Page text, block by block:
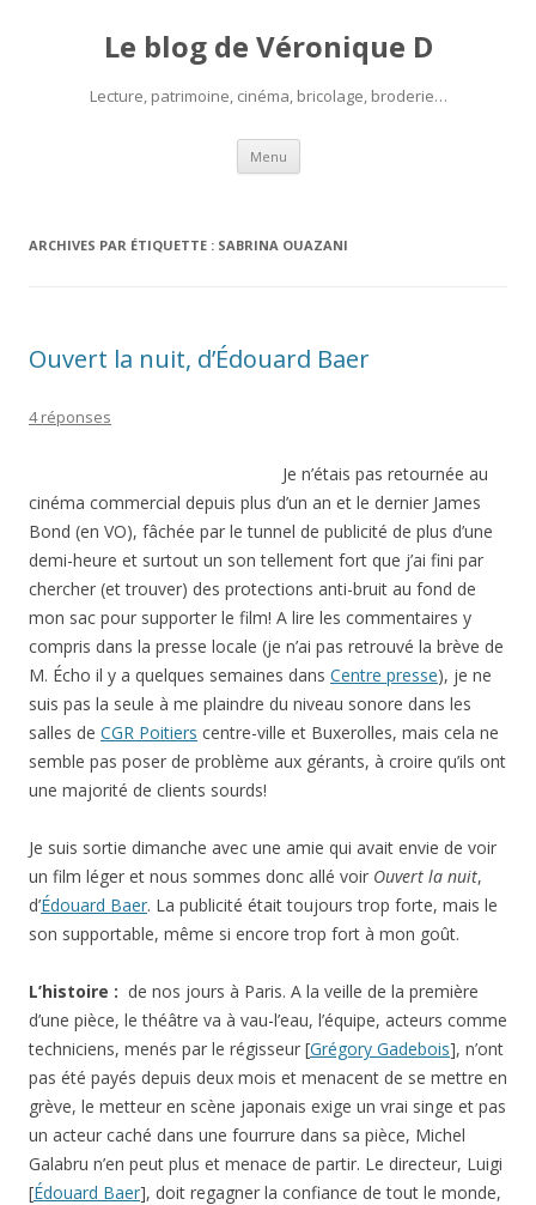
Le blog de Véronique D
Lecture, patrimoine, cinéma, bricolage, broderie…
Menu Aller
contenu
ARCHIVES PAR ÉTIQUETTE : SABRINA OUAZANI
Ouvert la nuit, d’Édouard Baer
4 réponses
Je n’étais pas retournée au
cinéma commercial depuis plus d’un an et le dernier James
Bond (en VO), fâchée par le tunnel de publicité de plus d’une
demi-heure et surtout un son tellement fort que j’ai fini par
chercher (et trouver) des protections anti-bruit au fond de
mon sac pour supporter le film! A lire les commentaires y
compris dans la presse locale (je n’ai pas retrouvé la brève de
M. Écho il y a quelques semaines dans Centre presse), je ne
suis pas la seule à me plaindre du niveau sonore dans les
salles de CGR Poitiers centre-ville et Buxerolles, mais cela ne
semble pas poser de problème aux gérants, à croire qu’ils ont
une majorité de clients sourds!
Je suis sortie dimanche avec une amie qui avait envie de voir
un film léger et nous sommes donc allé voir Ouvert la nuit,
d’Édouard Baer. La publicité était toujours trop forte, mais le
son supportable, même si encore trop fort à mon goût.
L’histoire : de nos jours à Paris. A la veille de la première
d’une pièce, le théâtre va à vau-l’eau, l’équipe, acteurs comme
techniciens, menés par le régisseur [Grégory Gadebois], n’ont
pas été payés depuis deux mois et menacent de se mettre en
grève, le metteur en scène japonais exige un vrai singe et pas
un acteur caché dans une fourrure dans sa pièce, Michel
Galabru n’en peut plus et menace de partir. Le directeur, Luigi
[Édouard Baer], doit regagner la confiance de tout le monde,